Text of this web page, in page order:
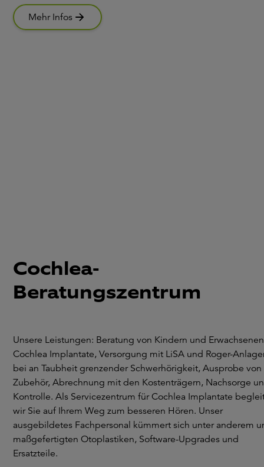
Mehr Infos
Cochlea-
Beratungszentrum
Unsere Leistungen: Beratung von Kindern und
Cochlea Implantate, Versorgung mit LiSA und Roger-
bei an Taubheit grenzender Schwerhörigkeit, Ausprobe von
Zubehör, Abrechnung mit den Kostenträgern, Nachsorge
Kontrolle. Als Servicezentrum für Cochlea Implantate
wir Sie auf Ihrem Weg zum besseren Hören. Unser
ausgebildetes Fachpersonal kümmert sich unter anderem
maßgefertigten Otoplastiken, Software-Upgrades und
Ersatzteile.